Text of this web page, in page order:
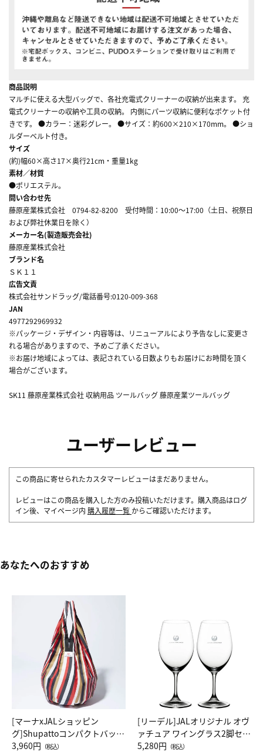
商品説明
マルチに使える大型バッグで、各社充電式クリーナーの収納が出来ます。 充
電式クリーナーの収納や工具の収納。 内側にパーツ収納に便利なポケット付
きです。 ●カラー：迷彩グレー。 ●サイズ：約600×210×170mm。 ●ショ
ルダーベルト付き。
サイズ
(約)幅60×高さ17×奥行21cm・重量1kg
素材／材質
●ポリエステル。
問い合わせ先
藤原産業株式会社 0794-82-8200 受付時間：10:00～17:00（土日、祝祭日
および弊社休業日を除く）
メーカー名(製造販売会社)
藤原産業株式会社
ブランド名
ＳＫ１１
広告文責
株式会社サンドラッグ/電話番号:0120-009-368
JAN
4977292969932
※パッケージ・デザイン・内容等は、リニューアルにより予告なしに変更さ
れる場合がありますので、予めご了承ください。
※お届け地域によっては、表記されている日数よりもお届けにお時間を頂く
場合がございます。
SK11 藤原産業株式会社 収納用品 ツールバッグ 藤原産業ツールバッグ
ユーザーレビュー
この商品に寄せられたカスタマーレビューはまだありません。
レビューはこの商品を購入した方のみ投稿いただけます。購入商品はログ
イン後、マイページ内 購入履歴一覧 からご確認いただけます。
あなたへのおすすめ
[マーナxJALショッピン
グ]Shupattoコンパクトバッグ
Drop JAL客室乗務員（LC）ス
3,960円 （税込）
[リーデル]JALオリジナル オヴ
ァチュア ワイングラス2脚セッ
ト（レッドワイン）
5,280円 （税込）